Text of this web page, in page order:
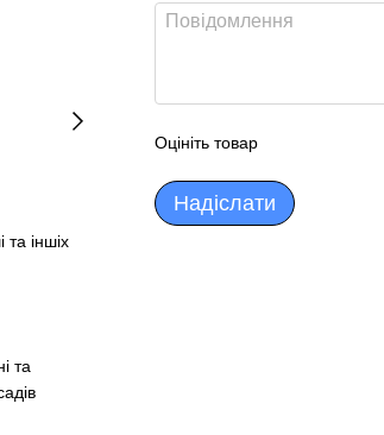
іншіх
та
Оцініть товар
Надіслати